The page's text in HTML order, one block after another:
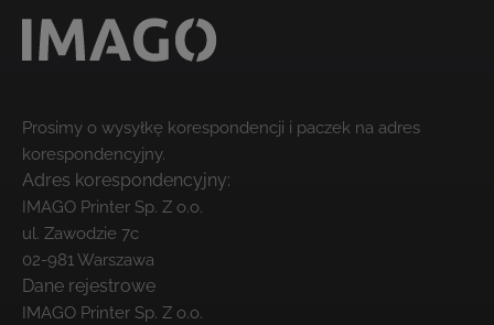
Prosimy o wysyłkę korespondencji i paczek na adres
korespondencyjny.
Adres korespondencyjny:
IMAGO Printer Sp. Z o.o.
ul. Zawodzie 7c
02-981 Warszawa
Dane rejestrowe
IMAGO Printer Sp. Z o.o.